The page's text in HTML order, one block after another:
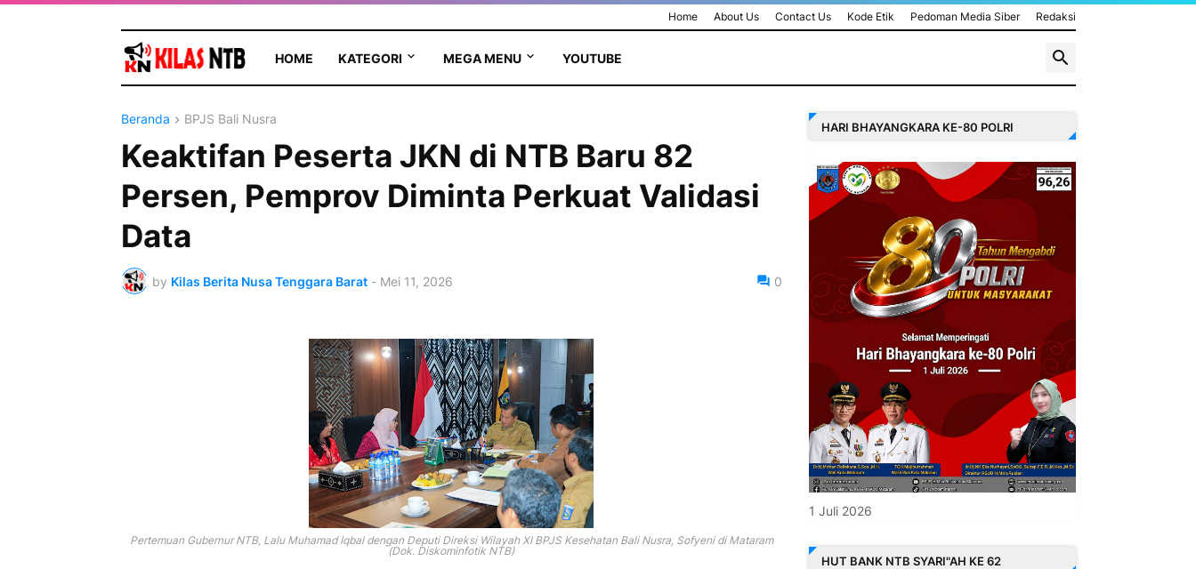
Home About Us Contact Us Kode Etik Pedoman Media Siber Redaksi
HOME KATEGORI MEGA MENU YOUTUBE
Beranda BPJS Bali Nusra
Keaktifan Peserta JKN di NTB Baru 82
Persen, Pemprov Diminta Perkuat Validasi
Data
by Kilas Berita Nusa Tenggara Barat - Mei 11, 2026 0
Pertemuan Gubernur NTB, Lalu Muhamad Iqbal dengan Deputi Direksi Wilayah XI BPJS Kesehatan Bali Nusra, Sofyeni di Mataram
(Dok. Diskominfotik NTB)
HARI BHAYANGKARA KE-80 POLRI
1 Juli 2026
HUT BANK NTB SYARI"AH KE 62